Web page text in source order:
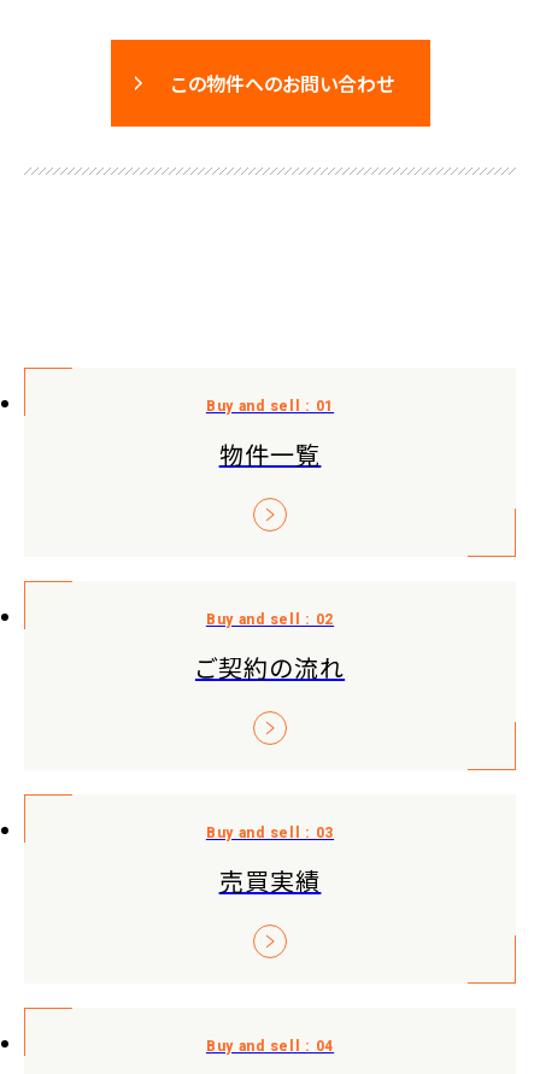
この物件へのお問い合わせ
物件一覧
ご契約の流れ
売買実績